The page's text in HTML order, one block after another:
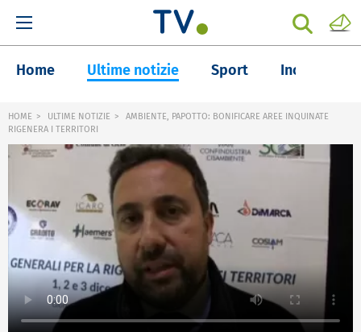
Home Ultime notizie Sport Inchieste
HOME ULTIME NOTIZIE
AMBIENTE, PAPOTTO: BONIFICARE AREE INQUINATE
RIGENERA I TERRITORI